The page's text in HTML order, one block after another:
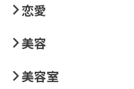
恋愛
美容
美容室